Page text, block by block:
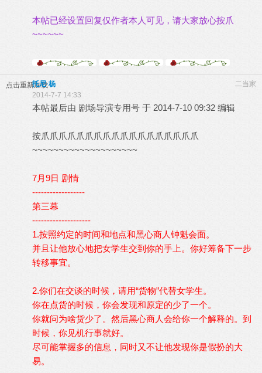
本帖已经设置回复仅作者本人可见，请大家放心按爪
~~~~~~
点击重新加载 二当家
托尼·杨
2014-7-7 14:33
本帖最后由 剧场导演专用号 于 2014-7-10 09:32 编辑
按爪爪爪爪爪爪爪爪爪爪爪爪爪爪爪爪爪爪
~~~~~~~~~~~~~~~~~~~~
7月9日 剧情
------------------
第三幕
--------------------
1.按照约定的时间和地点和黑心商人钟魁会面。
并且让他放心地把女学生交到你的手上。你好筹备下一步
转移事宜。
2.你们在交谈的时候，请用“货物”代替女学生。
你在点货的时候，你会发现和原定的少了一个。
你就问为啥货少了。然后黑心商人会给你一个解释的。到
时候，你见机行事就好。
尽可能掌握多的信息，同时又不让他发现你是假扮的大
易。